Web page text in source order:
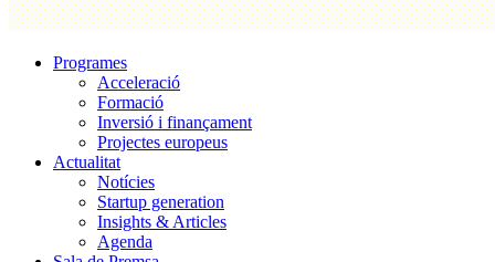
Programes
Acceleració
Formació
Inversió i finançament
Projectes europeus
Actualitat
Notícies
Startup generation
Insights & Articles
Agenda